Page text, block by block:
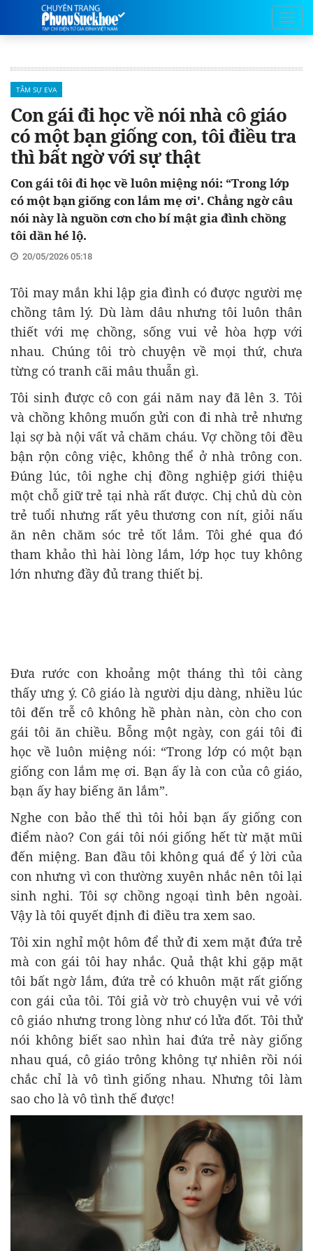
TÂM SỰ EVA
Con gái đi học về nói nhà cô giáo
có một bạn giống con, tôi điều tra
thì bất ngờ với sự thật
Con gái tôi đi học về luôn miệng nói: “Trong lớp
có một bạn giống con lắm mẹ ơi'. Chẳng ngờ câu
nói này là nguồn cơn cho bí mật gia đình chồng
tôi dần hé lộ.
20/05/2026 05:18
Tôi may mắn khi lập gia đình có được người mẹ
chồng tâm lý. Dù làm dâu nhưng tôi luôn thân
thiết với mẹ chồng, sống vui vẻ hòa hợp với
nhau. Chúng tôi trò chuyện về mọi thứ, chưa
từng có tranh cãi mâu thuẫn gì.
Tôi sinh được cô con gái năm nay đã lên 3. Tôi
và chồng không muốn gửi con đi nhà trẻ nhưng
lại sợ bà nội vất vả chăm cháu. Vợ chồng tôi đều
bận rộn công việc, không thể ở nhà trông con.
Đúng lúc, tôi nghe chị đồng nghiệp giới thiệu
một chỗ giữ trẻ tại nhà rất được. Chị chủ dù còn
trẻ tuổi nhưng rất yêu thương con nít, giỏi nấu
ăn nên chăm sóc trẻ tốt lắm. Tôi ghé qua đó
tham khảo thì hài lòng lắm, lớp học tuy không
lớn nhưng đầy đủ trang thiết bị.
Đưa rước con khoảng một tháng thì tôi càng
thấy ưng ý. Cô giáo là người dịu dàng, nhiều lúc
tôi đến trễ cô không hề phàn nàn, còn cho con
gái tôi ăn chiều. Bỗng một ngày, con gái tôi đi
học về luôn miệng nói: “Trong lớp có một bạn
giống con lắm mẹ ơi. Bạn ấy là con của cô giáo,
bạn ấy hay biếng ăn lắm”.
Nghe con bảo thế thì tôi hỏi bạn ấy giống con
điểm nào? Con gái tôi nói giống hết từ mặt mũi
đến miệng. Ban đầu tôi không quá để ý lời của
con nhưng vì con thường xuyên nhắc nên tôi lại
sinh nghi. Tôi sợ chồng ngoại tình bên ngoài.
Vậy là tôi quyết định đi điều tra xem sao.
Tôi xin nghỉ một hôm để thử đi xem mặt đứa trẻ
mà con gái tôi hay nhắc. Quả thật khi gặp mặt
tôi bất ngờ lắm, đứa trẻ có khuôn mặt rất giống
con gái của tôi. Tôi giả vờ trò chuyện vui vẻ với
cô giáo nhưng trong lòng như có lửa đốt. Tôi thử
nói không biết sao nhìn hai đứa trẻ này giống
nhau quá, cô giáo trông không tự nhiên rồi nói
chắc chỉ là vô tình giống nhau. Nhưng tôi làm
sao cho là vô tình thế được!